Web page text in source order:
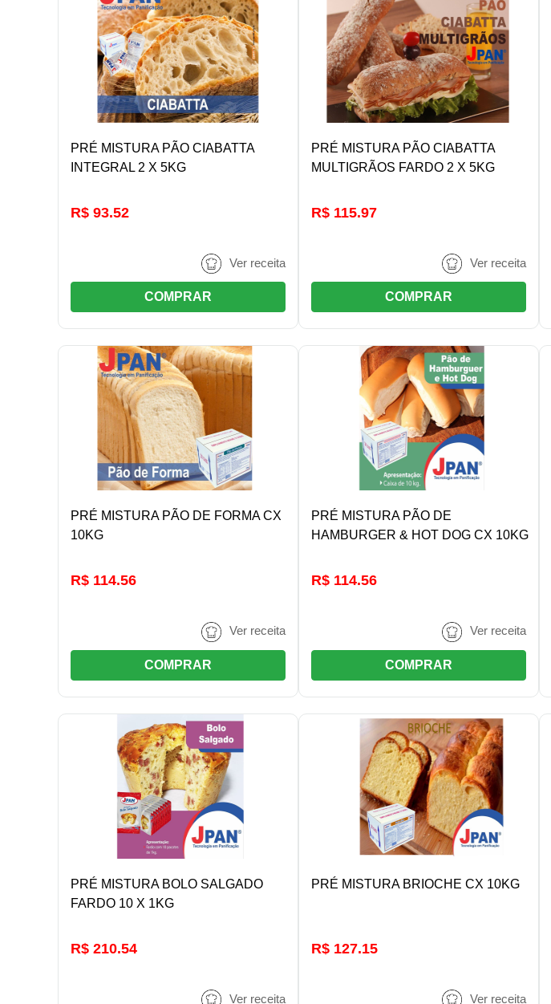
DETALHES/COMPRAR
PRÉ MISTURA PÃO CIABATTA
INTEGRAL 2 X 5KG
R$ 93.52
Ver receita
COMPRAR
DETALHES/COMPRAR
PRÉ MISTURA PÃO CIABATTA
MULTIGRÃOS FARDO 2 X 5KG
R$ 115.97
Ver receita
COMPRAR
DETALHES/COMPRAR
PRÉ MISTURA PÃO DE FORMA CX
10KG
R$ 114.56
Ver receita
COMPRAR
DETALHES/COMPRAR
PRÉ MISTURA PÃO DE
HAMBURGER & HOT DOG CX 10KG
R$ 114.56
Ver receita
COMPRAR
DETALHES/COMPRAR
PRÉ MISTURA BOLO SALGADO
FARDO 10 X 1KG
R$ 210.54
Ver receita
DETALHES/COMPRAR
PRÉ MISTURA BRIOCHE CX 10KG
R$ 127.15
Ver receita